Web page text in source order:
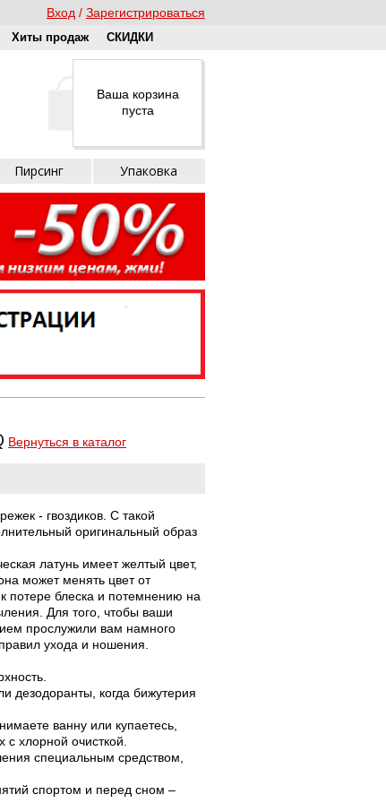
Вход Зарегистрироваться
Хиты продаж СКИДКИ
Ваша корзина
пуста
Пирсинг Упаковка
Вернуться в каталог
- гвоздиков. C такой
оригинальный образ
латунь имеет желтый цвет,
может менять цвет от
потере блеска и потемнению на
Для того, чтобы ваши
прослужили вам намного
ухода и ношения.
дезодоранты, когда бижутерия
ванну или купаетесь,
хлорной очисткой.
специальным средством,
спортом и перед сном –